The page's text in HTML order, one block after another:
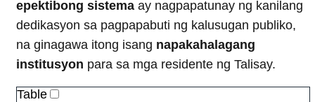
epektibong sistema ay nagpapatunay ng kanilang
dedikasyon sa pagpapabuti ng kalusugan publiko,
na ginagawa itong isang napakahalagang
institusyon para sa mga residente ng Talisay.
Table